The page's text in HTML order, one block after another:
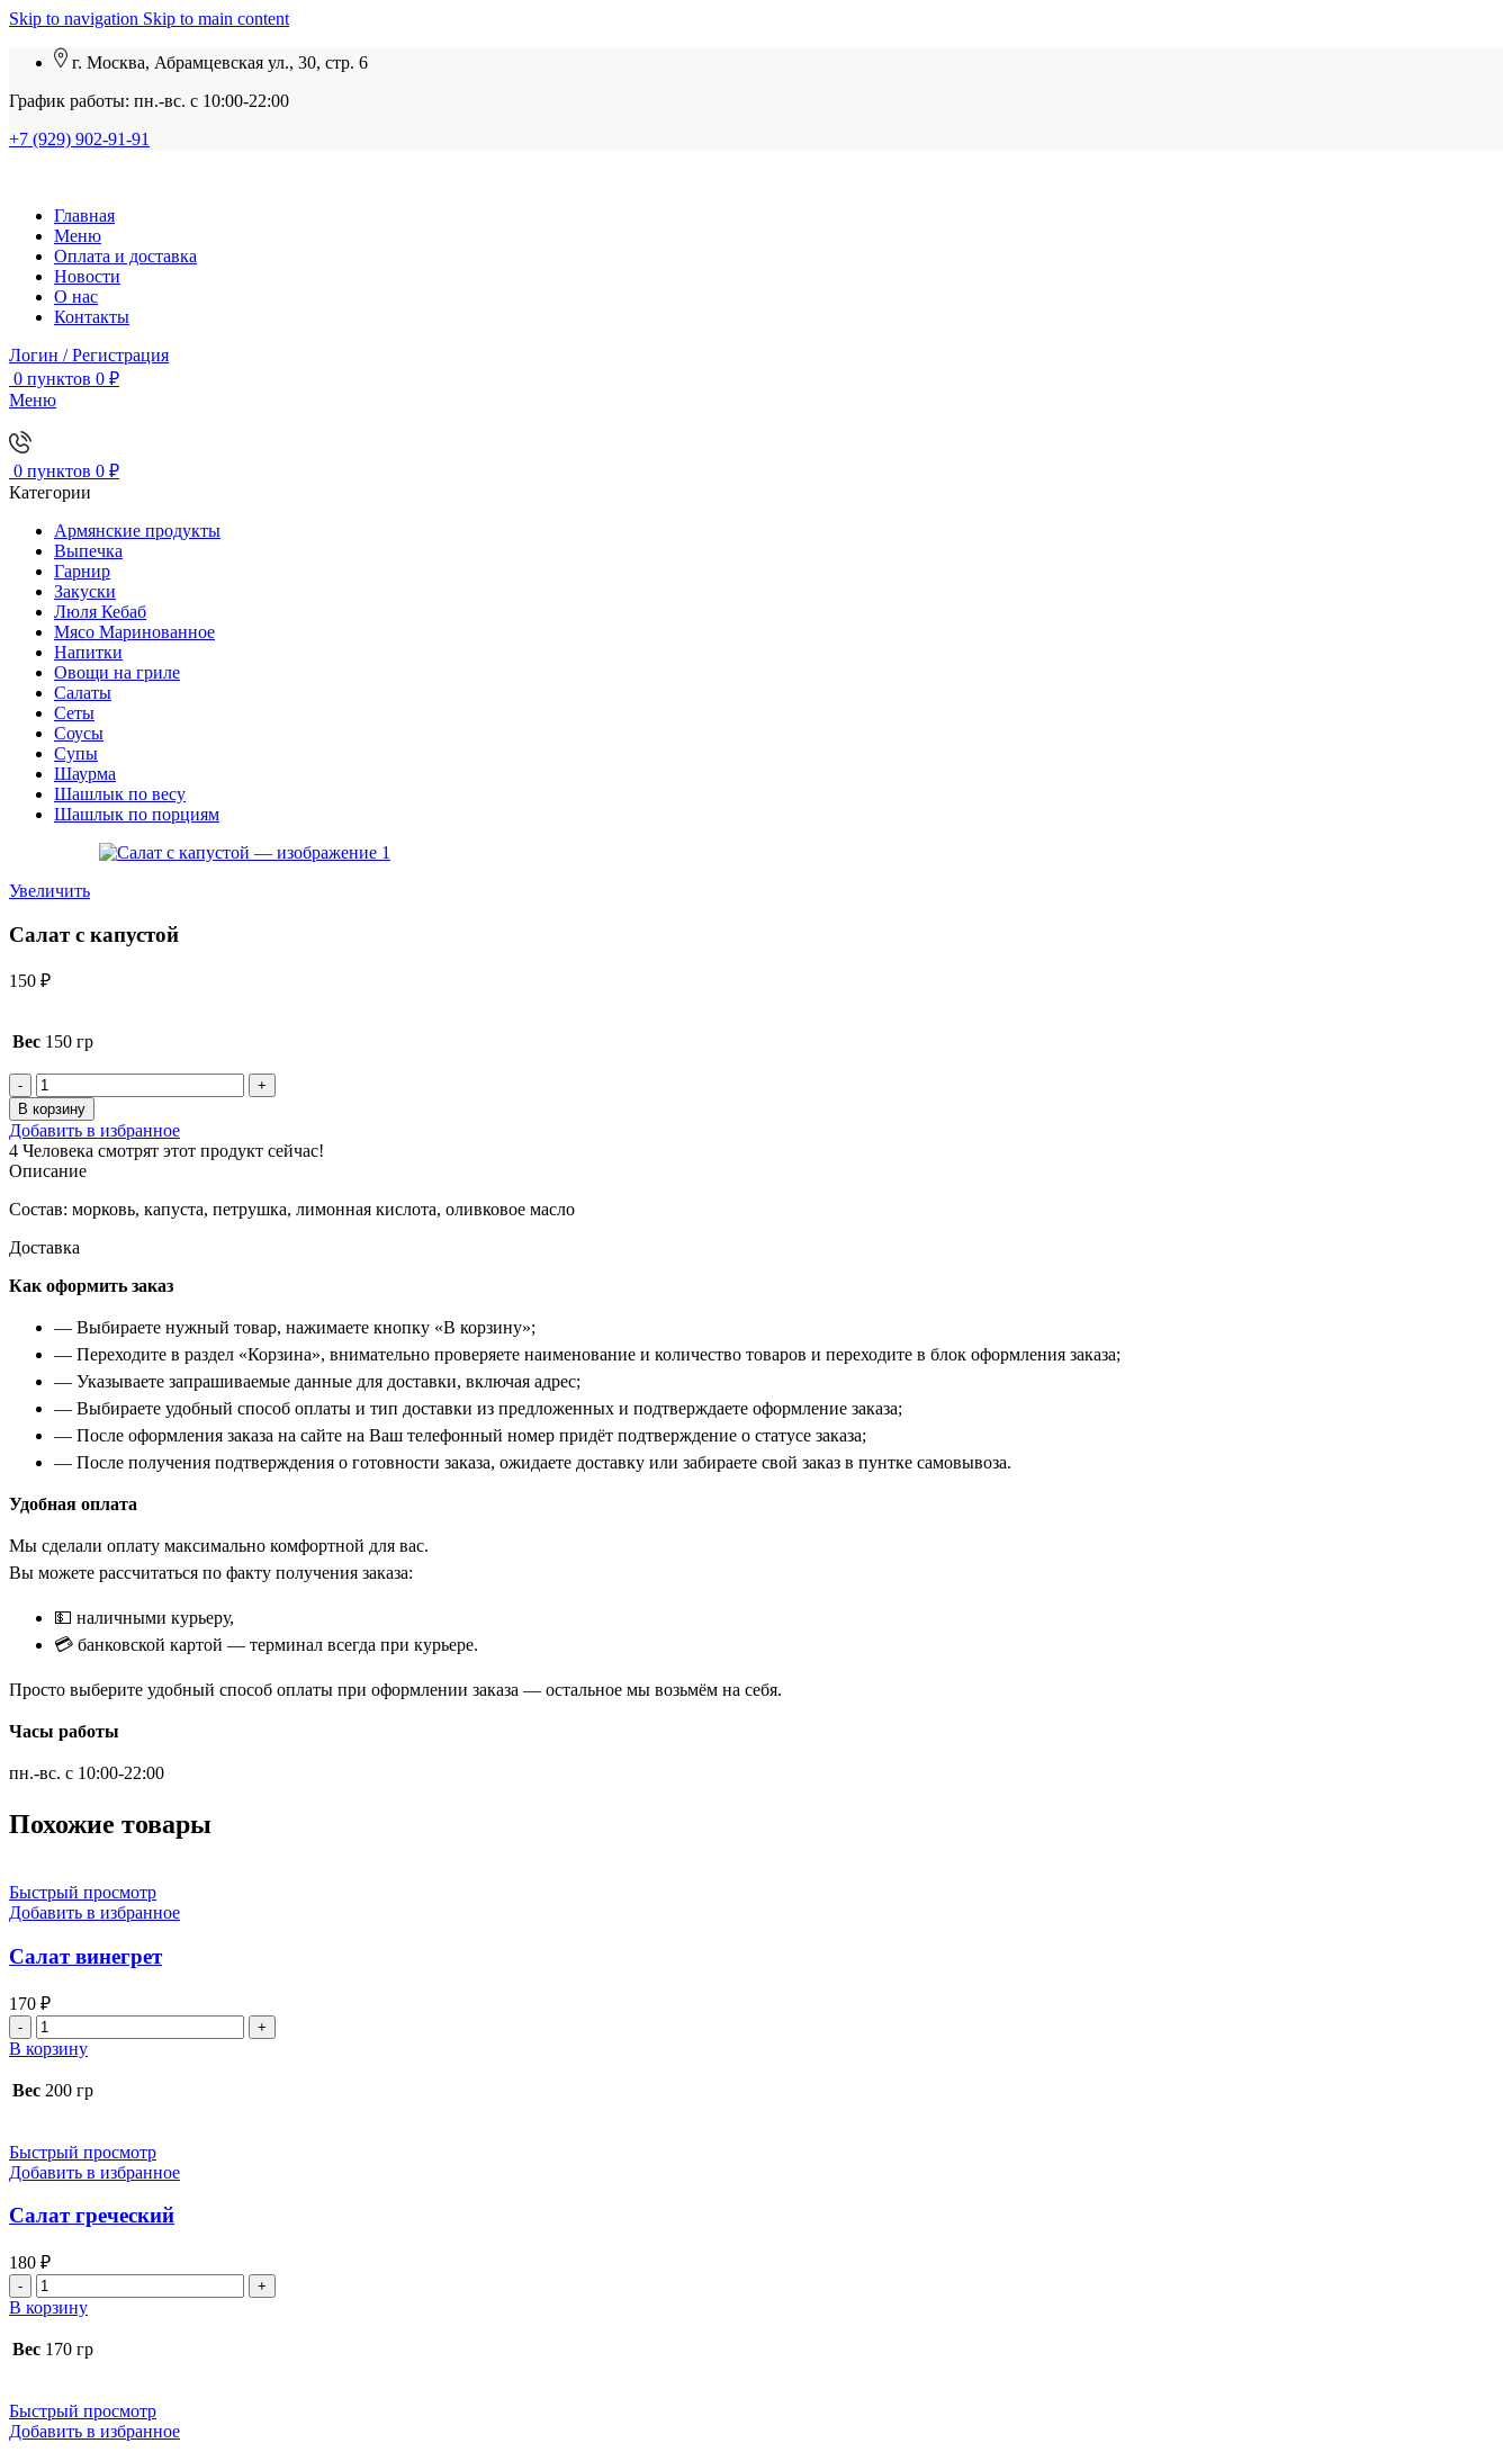
Skip to navigation Skip to main content
г. Москва, Абрамцевская ул., 30, стр. 6
График работы: пн.-вс. с 10:00-22:00
+7 (929) 902-91-91
Главная
Меню
Оплата и доставка
Новости
О нас
Контакты
Логин / Регистрация
0 пунктов 0 ₽
Меню
0 пунктов 0 ₽
Категории
Армянские продукты
Выпечка
Гарнир
Закуски
Люля Кебаб
Мясо Маринованное
Напитки
Овощи на гриле
Салаты
Сеты
Соусы
Супы
Шаурма
Шашлык по весу
Шашлык по порциям
Увеличить
Салат с капустой
150 ₽
Вес 150 гр
Количество
товара
Салат
с
капустой
В корзину
Добавить в избранное
4 Человека смотрят этот продукт сейчас!
Описание
Состав: морковь, капуста, петрушка, лимонная кислота, оливковое масло
Доставка
Как оформить заказ
— Выбираете нужный товар, нажимаете кнопку «В корзину»;
— Переходите в раздел «Корзина», внимательно проверяете наименование и количество товаров и переходите в блок оформления заказа;
— Указываете запрашиваемые данные для доставки, включая адрес;
— Выбираете удобный способ оплаты и тип доставки из предложенных и подтверждаете оформление заказа;
— После оформления заказа на сайте на Ваш телефонный номер придёт подтверждение о статусе заказа;
— После получения подтверждения о готовности заказа, ожидаете доставку или забираете свой заказ в пунтке самовывоза.
Удобная оплата
Мы сделали оплату максимально комфортной для вас.
Вы можете рассчитаться по факту получения заказа:
💵 наличными курьеру,
💳 банковской картой — терминал всегда при курьере.
Просто выберите удобный способ оплаты при оформлении заказа — остальное мы возьмём на себя.
Часы работы
пн.-вс. с 10:00-22:00
Похожие товары
Быстрый просмотр
Добавить в избранное
Салат винегрет
170 ₽
Количество
товара
Салат
винегрет
В корзину
Вес 200 гр
Быстрый просмотр
Добавить в избранное
Салат греческий
180 ₽
Количество
товара
Салат
греческий
В корзину
Вес 170 гр
Быстрый просмотр
Добавить в избранное